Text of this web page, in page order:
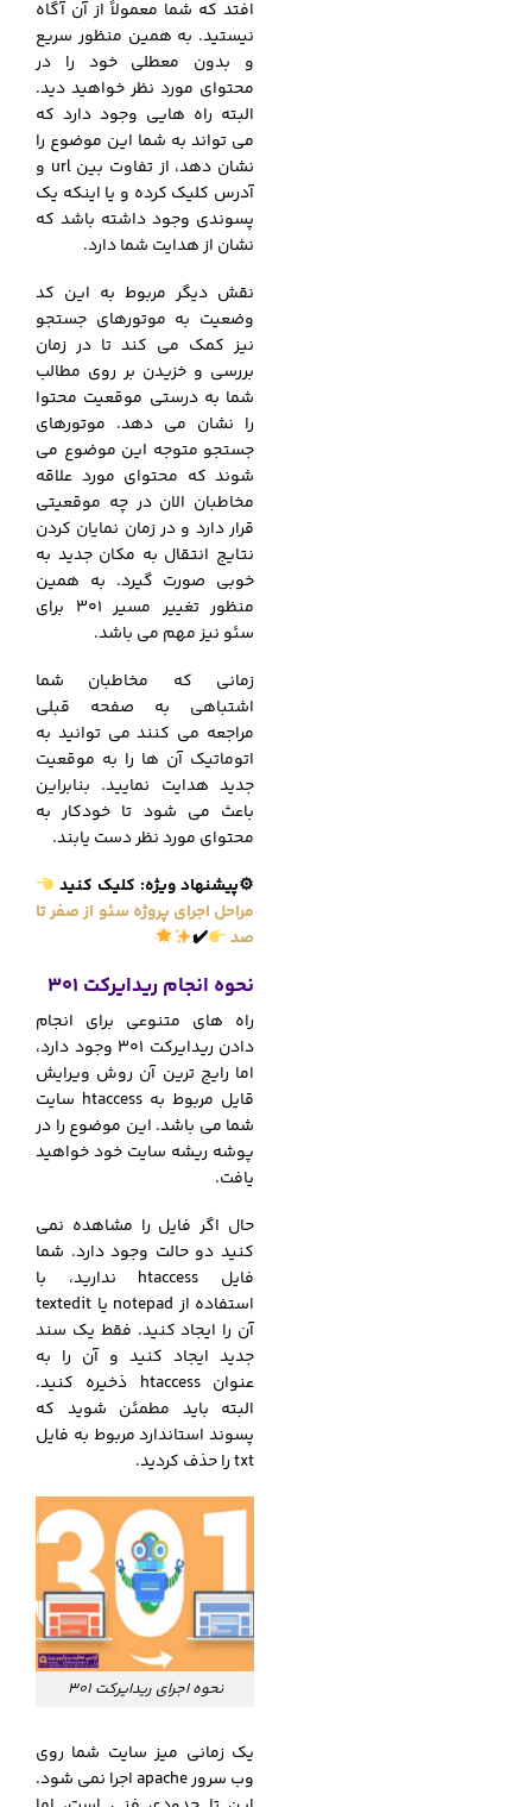
افتد که شما معمولاً از آن آگاه
نیستید. به همین منظور سریع
و بدون معطلی خود را در
محتوای مورد نظر خواهید دید.
البته راه هایی وجود دارد که
می تواند به شما این موضوع را
نشان دهد، از تفاوت بین url و
آدرس کلیک کرده و یا اینکه یک
پسوندی وجود داشته باشد که
نشان از هدایت شما دارد.
نقش دیگر مربوط به این کد
وضعیت به موتورهای جستجو
نیز کمک می کند تا در زمان
بررسی و خزیدن بر روی مطالب
شما به درستی موقعیت محتوا
را نشان می دهد. موتورهای
جستجو متوجه این موضوع می
شوند که محتوای مورد علاقه
مخاطبان الان در چه موقعیتی
قرار دارد و در زمان نمایان کردن
نتایج انتقال به مکان جدید به
خوبی صورت گیرد. به همین
منظور تغییر مسیر 301 برای
سئو نیز مهم می باشد.
زمانی که مخاطبان شما
اشتباهی به صفحه قبلی
مراجعه می کنند می توانید به
اتوماتیک آن ها را به موقعیت
جدید هدایت نمایید. بنابراین
باعث می شود تا خودکار به
محتوای مورد نظر دست یابند.
⚙پیشنهاد ویژه: کلیک کنید
مراحل اجرای پروژه سئو از صفر تا
صد
✔
نحوه انجام ریدایرکت 301
راه های متنوعی برای انجام
دادن ریدایرکت 301 وجود دارد،
اما رایج ترین آن روش ویرایش
قایل مربوط به htaccess سایت
شما می باشد. این موضوع را در
پوشه ریشه سایت خود خواهید
یافت.
حال اگر فایل را مشاهده نمی
کنید دو حالت وجود دارد. شما
فایل htaccess ندارید، با
استفاده از notepad یا textedit
آن را ایجاد کنید. فقط یک سند
جدید ایجاد کنید و آن را به
عنوان htaccess ذخیره کنید.
البته باید مطمئن شوید که
پسوند استاندارد مربوط به فایل
txt را حذف کردید.
نحوه اجرای ریدایرکت 301
یک زمانی میز سایت شما روی
وب سرور apache اجرا نمی شود.